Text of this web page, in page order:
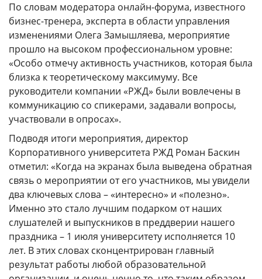
По словам модератора онлайн-форума, известного
бизнес-тренера, эксперта в области управления
изменениями Олега Замышляева, мероприятие
прошло на высоком профессиональном уровне:
«Особо отмечу активность участников, которая была
близка к теоретическому максимуму. Все
руководители компании «РЖД» были вовлечены в
коммуникацию со спикерами, задавали вопросы,
участвовали в опросах».
Подводя итоги мероприятия, директор
Корпоративного университета РЖД Роман Баскин
отметил: «Когда на экранах была выведена обратная
связь о мероприятии от его участников, мы увидели
два ключевых слова – «интересно» и «полезно».
Именно это стало лучшим подарком от наших
слушателей и выпускников в преддверии нашего
праздника – 1 июля университету исполняется 10
лет. В этих словах сконцентрирован главный
результат работы любой образовательной